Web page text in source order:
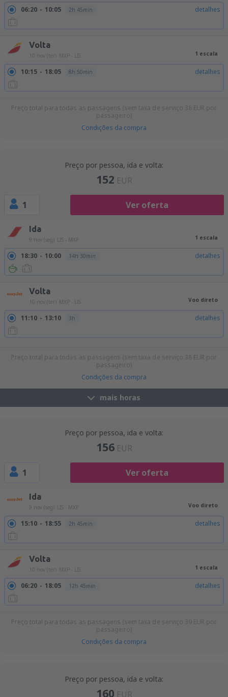
06:20 10:05 2h 45min detalhes
Volta
10 nov (ter) MXP - LIS 1 escala
10:15 18:05 8h 50min detalhes
Preço total para todas as passagens (sem taxa de serviço 38 EUR por
passageiro)
Condições da compra
Preço por pessoa, ida e volta:
152 EUR
1 Ver oferta
Ida
9 nov (seg) LIS - MXP 1 escala
18:30 10:00 14h 30min detalhes
Volta
10 nov (ter) MXP - LIS Voo direto
11:10 13:10 3h detalhes
Preço total para todas as passagens (sem taxa de serviço 38 EUR por
passageiro)
Condições da compra
mais horas
Preço por pessoa, ida e volta:
156 EUR
1 Ver oferta
Ida
9 nov (seg) LIS - MXP Voo direto
15:10 18:55 2h 45min detalhes
Volta
10 nov (ter) MXP - LIS 1 escala
06:20 18:05 12h 45min detalhes
Preço total para todas as passagens (sem taxa de serviço 39 EUR por
passageiro)
Condições da compra
Preço por pessoa, ida e volta:
160 EUR